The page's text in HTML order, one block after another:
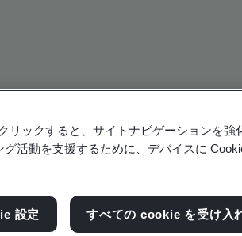
and Verification, Japanese
リックすると、サイトナビゲーションを強
活動を支援するために、デバイスに
設定 すべての cookie を受け入